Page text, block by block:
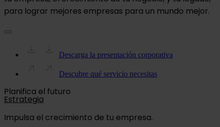
para lograr mejores empresas para un mundo mejor.
Descarga la presentación corporativa
Descubre qué servicio necesitas
Planifica el futuro
Estrategia
Impulsa el crecimiento de tu empresa.